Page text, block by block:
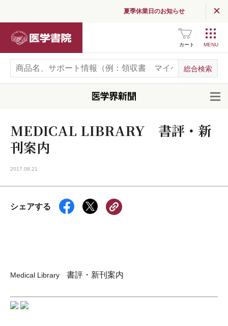
夏季休業日のお知らせ
カート
MEDICAL LIBRARY 書評・新
刊案内
2017.08.21
シェアする
Medical Library 書評・新刊案内